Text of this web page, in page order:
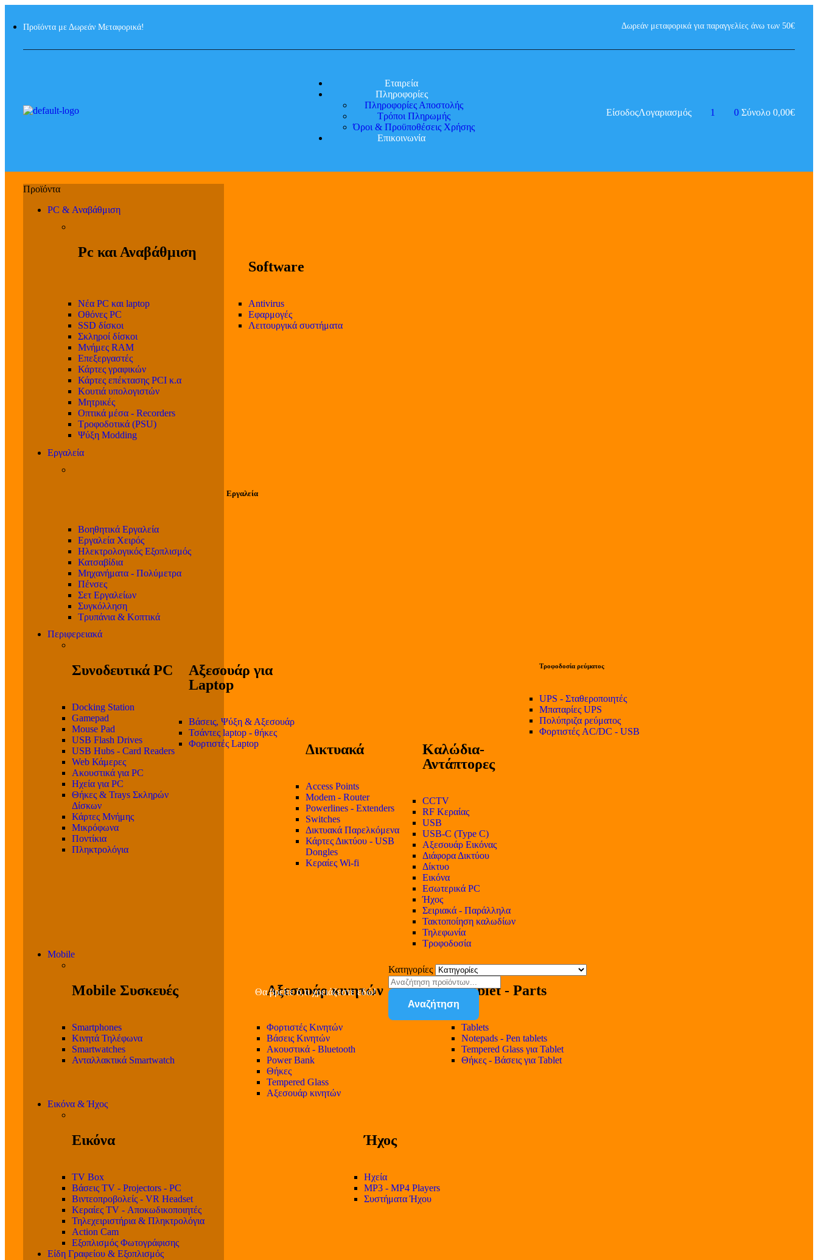
Προϊόντα με Δωρεάν Μεταφορικά! Δωρεάν μεταφορικά για παραγγελίες άνω των 50€
Εταιρεία
Πληροφορίες
Πληροφορίες Αποστολής
Τρόποι Πληρωμής
Όροι & Προϋποθέσεις Χρήσης
Επικοινωνία
ΕίσοδοςΛογαριασμός 1 0 Σύνολο 0,00€
PC & Αναβάθμιση
Pc και Αναβάθμιση
Software
Νέα PC και laptop
Οθόνες PC
SSD δίσκοι
Σκληροί δίσκοι
Μνήμες RAM
Επεξεργαστές
Κάρτες γραφικών
Κάρτες επέκτασης PCI κ.α
Κουτιά υπολογιστών
Μητρικές
Οπτικά μέσα - Recorders
Τροφοδοτικά (PSU)
Ψύξη Modding
Antivirus
Εφαρμογές
Λειτουργικά συστήματα
Εργαλεία
Εργαλεία
Βοηθητικά Εργαλεία
Εργαλεία Χειρός
Ηλεκτρολογικός Εξοπλισμός
Κατσαβίδια
Μηχανήματα - Πολύμετρα
Πένσες
Σετ Εργαλείων
Συγκόλληση
Τρυπάνια & Κοπτικά
Περιφερειακά
Συνοδευτικά PC
Docking Station
Gamepad
Mouse Pad
USB Flash Drives
USB Hubs - Card Readers
Web Κάμερες
Ακουστικά για PC
Ηχεία για PC
Θήκες & Trays Σκληρών
Δίσκων
Κάρτες Μνήμης
Μικρόφωνα
Ποντίκια
Πληκτρολόγια
Αξεσουάρ για
Laptop
Βάσεις, Ψύξη & Αξεσουάρ
Τσάντες laptop - θήκες
Φορτιστές Laptop
Δικτυακά
Access Points
Modem - Router
Powerlines - Extenders
Switches
Δικτυακά Παρελκόμενα
Κάρτες Δικτύου - USB
Dongles
Κεραίες Wi-fi
Καλώδια-
Αντάπτορες
CCTV
RF Κεραίας
USB
USB-C (Type C)
Αξεσουάρ Εικόνας
Διάφορα Δικτύου
Δίκτυο
Εικόνα
Εσωτερικά PC
Ήχος
Σειριακά - Παράλληλα
Τακτοποίηση καλωδίων
Τηλεφωνία
Τροφοδοσία
Τροφοδοσία ρεύματος
UPS - Σταθεροποιητές
Μπαταρίες UPS
Πολύπριζα ρεύματος
Φορτιστές AC/DC - USB
Mobile
Mobile Συσκευές
Smartphones
Κινητά Τηλέφωνα
Smartwatches
Ανταλλακτικά Smartwatch
Αξεσουάρ κινητών
Φορτιστές Κινητών
Βάσεις Κινητών
Ακουστικά - Bluetooth
Power Bank
Θήκες
Tempered Glass
Αξεσουάρ κινητών
Tablet - Parts
Tablets
Notepads - Pen tablets
Tempered Glass για Tablet
Θήκες - Βάσεις για Tablet
Εικόνα & Ήχος
Εικόνα
TV Box
Βάσεις TV - Projectors - PC
Βιντεοπροβολείς - VR Headset
Κεραίες TV - Αποκωδικοποιητές
Τηλεχειριστήρια & Πληκτρολόγια
Action Cam
Εξοπλισμός Φωτογράφισης
Ήχος
Ηχεία
MP3 - MP4 Players
Συστήματα Ήχου
Είδη Γραφείου & Εξοπλισμός
Θα βρείτε ό,τι χρειάζεστε εδώ!
Κατηγορίες
Αναζήτηση